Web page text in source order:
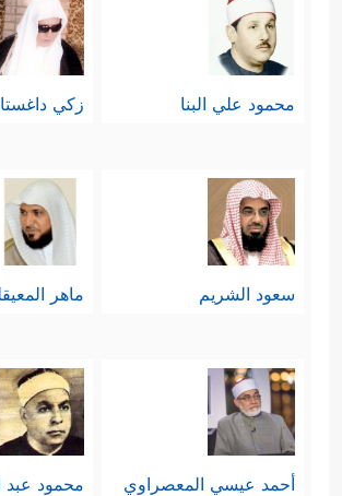
حدَّة العداوة والحسد، لكن
اختاروا طريق العُنف والتهديد
كَفَرُواْ لِرُسُلِهِمۡ لَنُخۡرِجَنَّكُم مِّنۡ أَرۡضِنَاۤ أَوۡ
مِلَّتِنَاۖ ﴾
رَبُّهُمۡ لَنُهۡلِكَنَّ ٱلظَّـٰلِمِینَ ﴾
وهكذا يعرض القرآن للتجربة
تجربتَين مختلفَتَين؛ تجربة
استجاب له قومه، فنجَّاهم
فرعون وملئه، وتجربة نوحٍ
محمود علي البنا زكي
سعود الشريم ماهر
أحمد عيسي المعصراوي محمود عبد